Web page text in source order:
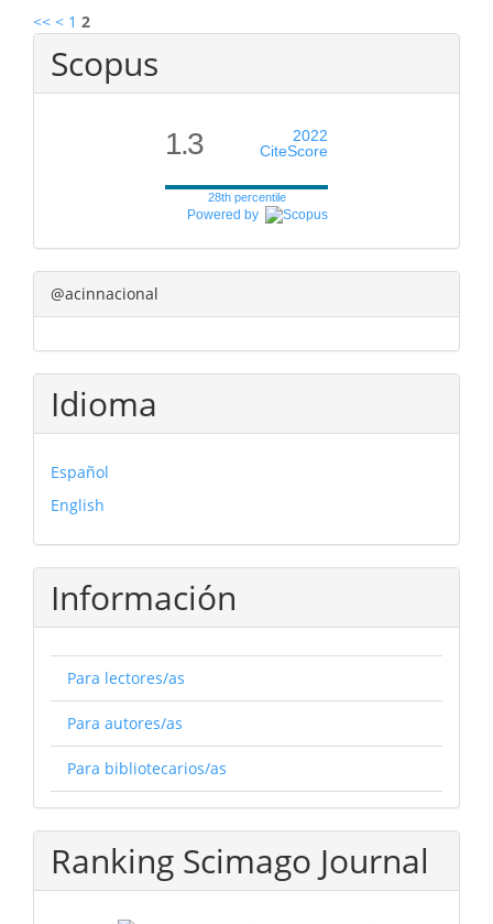
<< < 1 2
Scopus
1.3
2022
CiteScore
28th percentile
Powered by
@acinnacional
Idioma
Español
English
Información
Para lectores/as
Para autores/as
Para bibliotecarios/as
Ranking Scimago Journal